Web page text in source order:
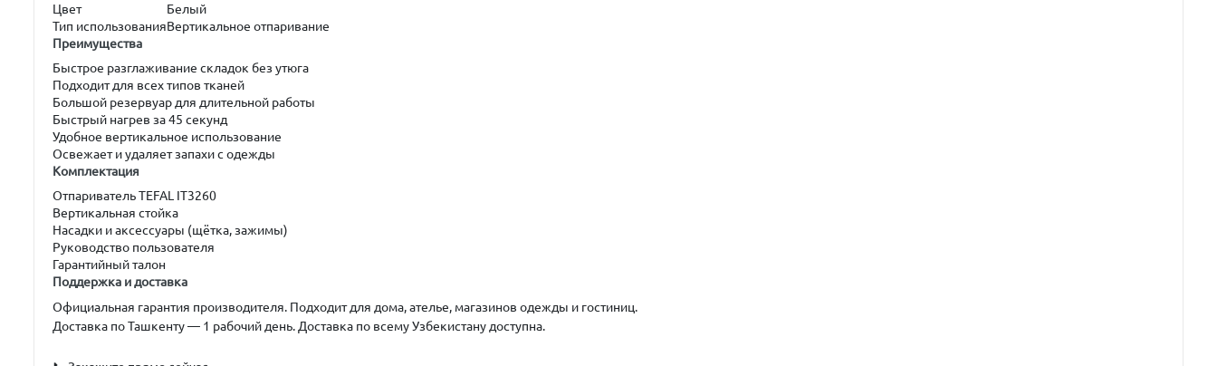
Цвет
Белый
Тип использованияВертикальное отпаривание
Преимущества
Быстрое разглаживание складок без утюга
Подходит для всех типов тканей
Большой резервуар для длительной работы
Быстрый нагрев за 45 секунд
Удобное вертикальное использование
Освежает и удаляет запахи с одежды
Комплектация
Отпариватель TEFAL IT3260
Вертикальная стойка
Насадки и аксессуары (щётка, зажимы)
Руководство пользователя
Гарантийный талон
Поддержка и доставка
Официальная гарантия производителя. Подходит для дома, ателье, магазинов одежды и гостиниц.
Доставка по Ташкенту — 1 рабочий день. Доставка по всему Узбекистану доступна.